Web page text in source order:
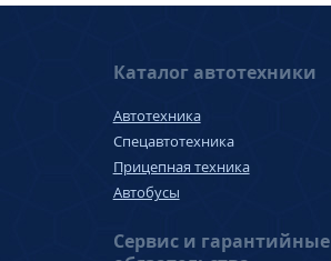
Каталог автотехники
Автотехника
Спецавтотехника
Прицепная техника
Автобусы
Сервис и гарантийные